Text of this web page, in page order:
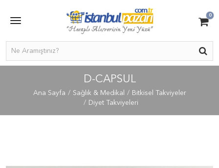
0
D-CAPSUL
Ana Sayfa Sağlık & Medikal
Bitkisel Takviyeler
Diyet Takviyeleri